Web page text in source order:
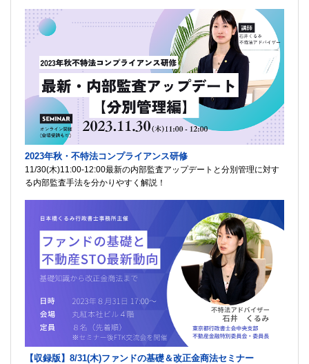
2023年秋・不特法コンプライアンス研修
11/30(木)11:00-12:00最新の内部監査アップデートと分別管理に対す
る内部監査手法を分かりやすく解説！
【収録版】8/31(木)ファンドの基礎＆改正金商法セミナー